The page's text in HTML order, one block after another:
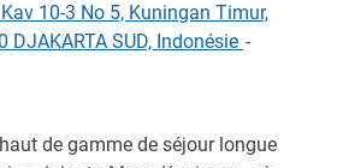
10-3 No 5, Kuningan Timur,
DJAKARTA SUD, Indonésie -
de gamme de séjour longue